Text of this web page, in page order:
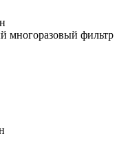
многоразовый фильтр